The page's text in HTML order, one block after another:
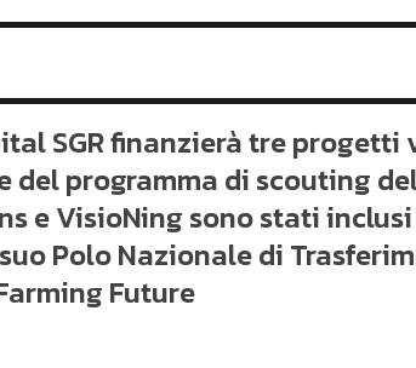
SGR finanzierà tre
del programma di scouting
e VisioNing sono stati
Polo Nazionale di
Future